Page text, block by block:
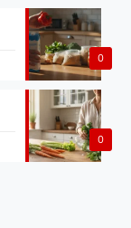
0
0